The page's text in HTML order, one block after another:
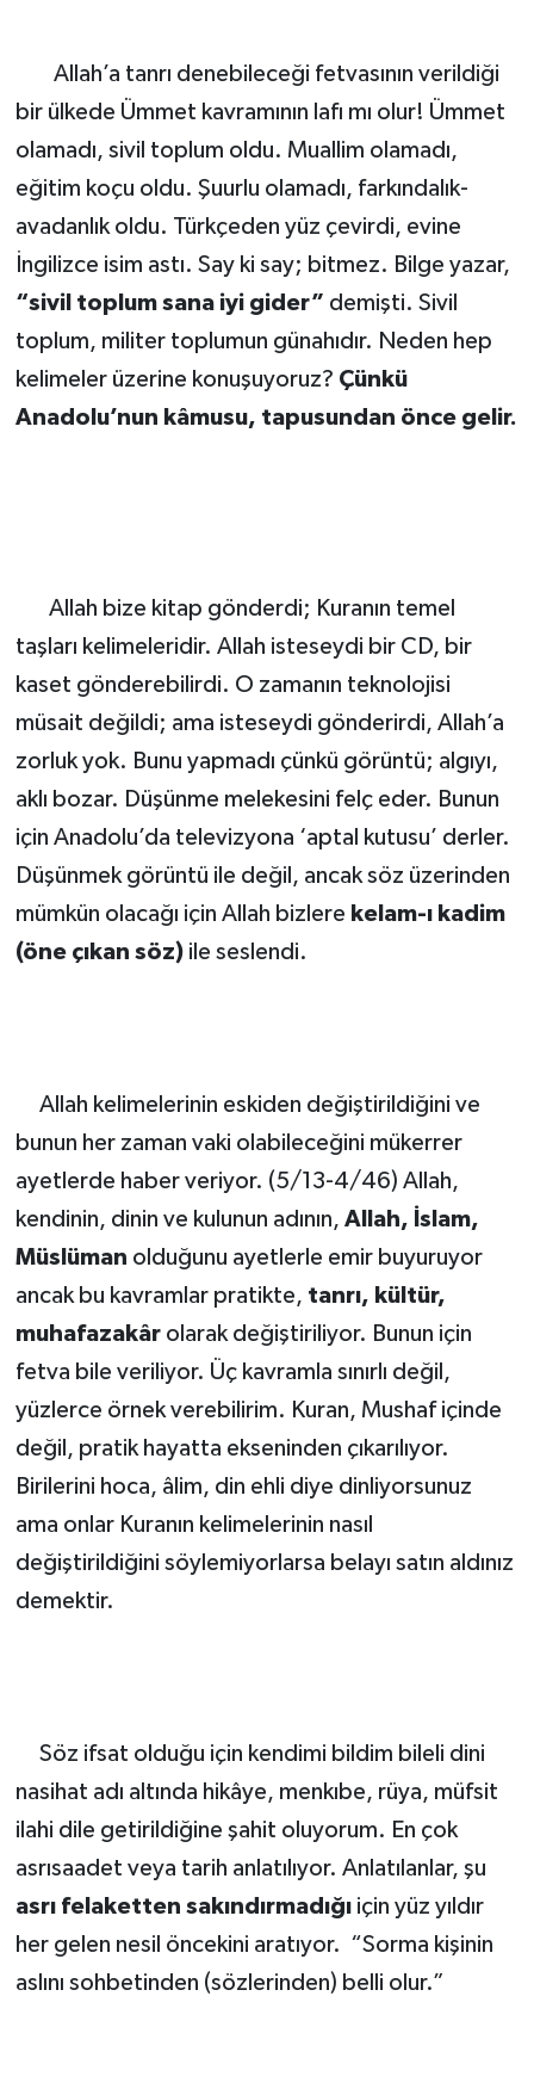
Allah’a tanrı denebileceği fetvasının verildiği
bir ülkede Ümmet kavramının lafı mı olur! Ümmet
olamadı, sivil toplum oldu. Muallim olamadı,
eğitim koçu oldu. Şuurlu olamadı, farkındalık-
avadanlık oldu. Türkçeden yüz çevirdi, evine
İngilizce isim astı. Say ki say; bitmez. Bilge yazar,
“sivil toplum sana iyi gider” demişti. Sivil
toplum, militer toplumun günahıdır. Neden hep
kelimeler üzerine konuşuyoruz? Çünkü
Anadolu’nun kâmusu, tapusundan önce gelir.
Allah bize kitap gönderdi; Kuranın temel
taşları kelimeleridir. Allah isteseydi bir CD, bir
kaset gönderebilirdi. O zamanın teknolojisi
müsait değildi; ama isteseydi gönderirdi, Allah’a
zorluk yok. Bunu yapmadı çünkü görüntü; algıyı,
aklı bozar. Düşünme melekesini felç eder. Bunun
için Anadolu’da televizyona ‘aptal kutusu’ derler.
Düşünmek görüntü ile değil, ancak söz üzerinden
mümkün olacağı için Allah bizlere kelam-ı kadim
(öne çıkan söz)ile seslendi.
Allah kelimelerinin eskiden değiştirildiğini ve
bunun her zaman vaki olabileceğini mükerrer
ayetlerde haber veriyor. (5/13-4/46) Allah,
kendinin, dinin ve kulunun adının, Allah, İslam,
Müslüman olduğunu ayetlerle emir buyuruyor
ancak bu kavramlar pratikte, tanrı, kültür,
muhafazakârolarak değiştiriliyor. Bunun için
fetva bile veriliyor. Üç kavramla sınırlı değil,
yüzlerce örnek verebilirim. Kuran, Mushaf içinde
değil, pratik hayatta ekseninden çıkarılıyor.
Birilerini hoca, âlim, din ehli diye dinliyorsunuz
ama onlar Kuranın kelimelerinin nasıl
değiştirildiğini söylemiyorlarsa belayı satın aldınız
demektir.
Söz ifsat olduğu için kendimi bildim bileli dini
nasihat adı altında hikâye, menkıbe, rüya, müfsit
ilahi dile getirildiğine şahit oluyorum. En çok
asrısaadet veya tarih anlatılıyor. Anlatılanlar, şu
asrı felaketten sakındırmadığı için yüz yıldır
her gelen nesil öncekini aratıyor. “Sorma kişinin
aslını sohbetinden (sözlerinden) belli olur.”